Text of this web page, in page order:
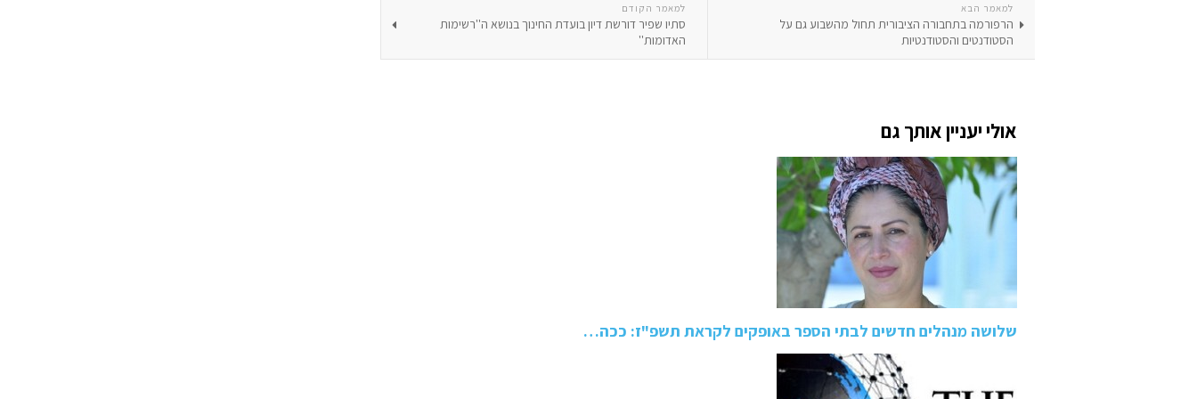
למאמר הקודם
סתיו שפיר דורשת דיון בועדת החינוך בנושא ה''רשימות
האדומות''
למאמר הבא
הרפורמה בתחבורה הציבורית תחול מהשבוע גם על
הסטודנטים והסטודנטיות
אולי יעניין אותך גם
שלושה מנהלים חדשים לבתי הספר באופקים לקראת תשפ"ז: ככה…